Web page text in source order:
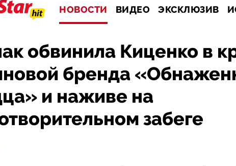
НОВОСТИ ВИДЕО ЭКСКЛЮЗИВ
обвинила Киценко в
бренда
и наживе на
забеге